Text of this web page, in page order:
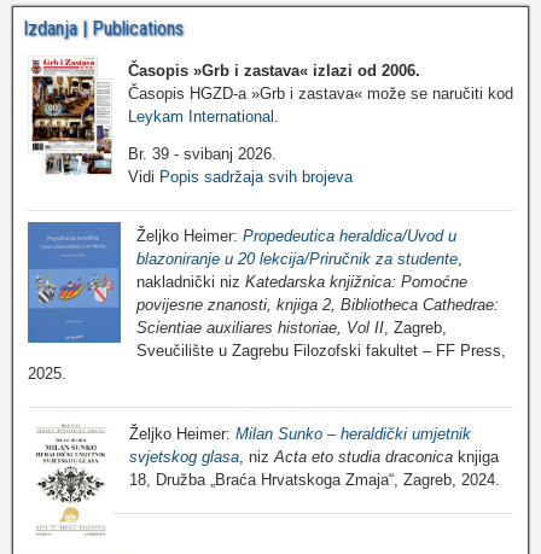
Izdanja | Publications
Časopis »Grb i zastava« izlazi od 2006.
Časopis HGZD-a »Grb i zastava« može se naručiti kod
Leykam International
Br. 39 - svibanj 2026.
Vidi Popis sadržaja svih brojeva
Željko Heimer: Propedeutica heraldica/Uvod u
blazoniranje u 20 lekcija/Priručnik za studente,
nakladnički niz Katedarska knjižnica: Pomoćne
povijesne znanosti, knjiga 2, Bibliotheca Cathedrae:
Scientiae auxiliares historiae, Vol II, Zagreb,
Sveučilište u Zagrebu Filozofski fakultet – FF Press,
2025.
Željko Heimer: Milan Sunko – heraldički umjetnik
svjetskog glasa , niz Acta eto studia draconica knjiga
18, Družba „Braća Hrvatskoga Zmaja“, Zagreb, 2024.